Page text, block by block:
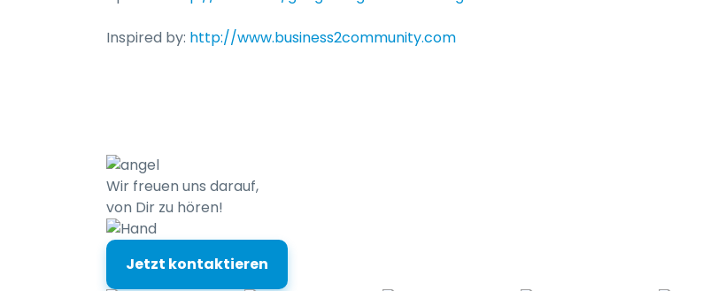
Inspired by: http://www.business2community.com
Wir freuen uns darauf,
von Dir zu hören!
Jetzt kontaktieren